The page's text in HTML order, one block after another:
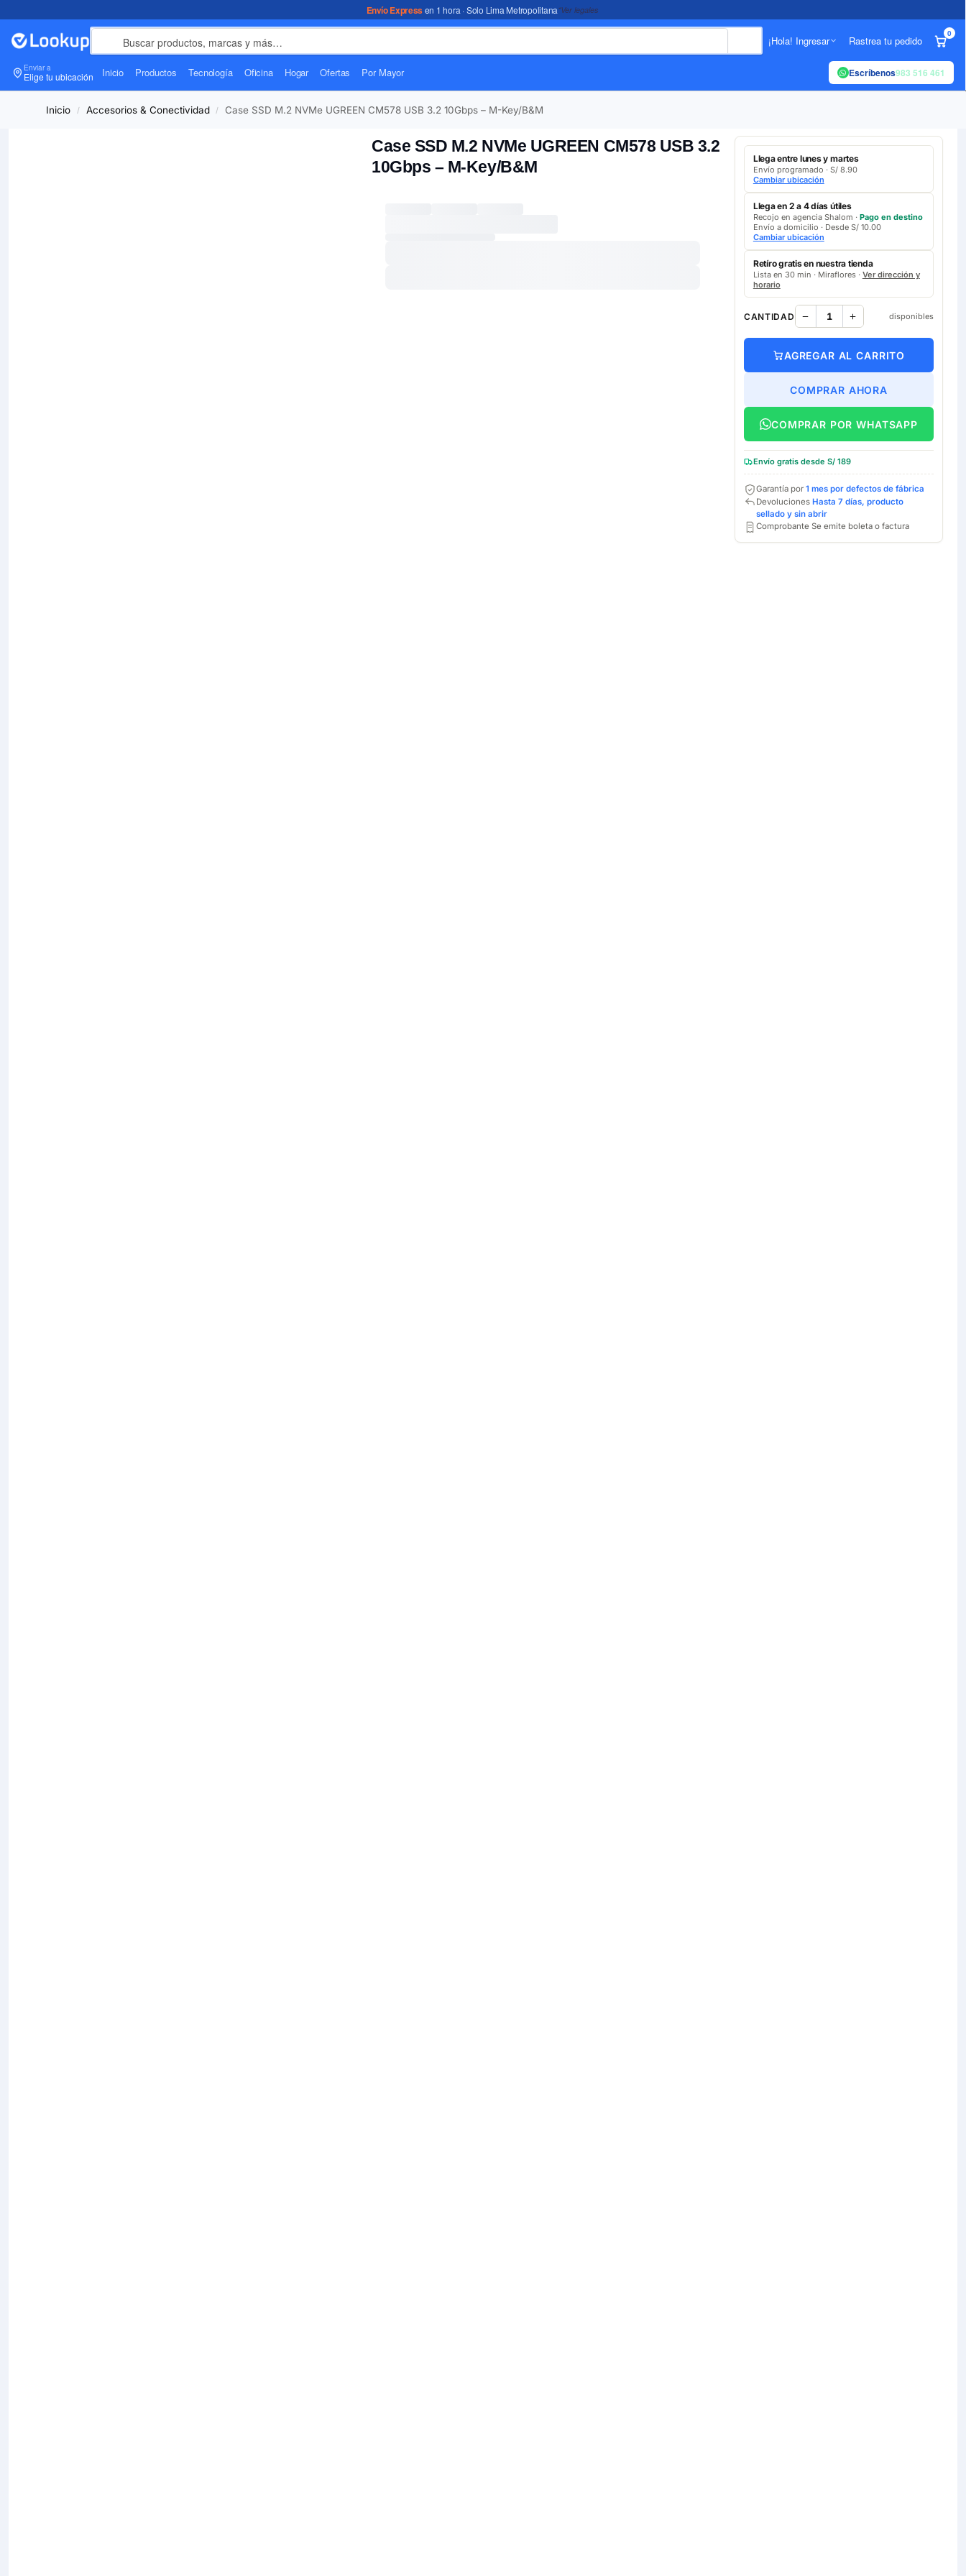
Envío Expressen 1 hora · Solo Lima Metropolitana*Ver legales
¡Hola! Ingresar Rastrea tu pedido
0
Enviar a
Elige tu ubicación Inicio Productos Tecnología Oficina Hogar Ofertas Por Mayor Escríbenos983 516 461
Inicio / Accesorios & Conectividad / Case SSD M.2 NVMe UGREEN CM578 USB 3.2 10Gbps – M-Key/B&M
Case SSD M.2 NVMe UGREEN CM578 USB 3.2
10Gbps – M-Key/B&M
Llega entre lunes y martes
Envío programado · S/ 8.90
Cambiar ubicación
Llega en 2 a 4 días útiles
Recojo en agencia Shalom · Pago en destino
Envío a domicilio · Desde S/ 10.00
Cambiar ubicación
Retíro gratis en nuestra tienda
Lista en 30 min · Miraflores · Ver dirección y
horario
CANTIDAD disponibles
AGREGAR AL CARRITO
COMPRAR AHORA
COMPRAR POR WHATSAPP
Envío gratis desde S/ 189
Garantía por 1 mes por defectos de fábrica
Devoluciones Hasta 7 días, producto
sellado y sin abrir
Comprobante Se emite boleta o factura